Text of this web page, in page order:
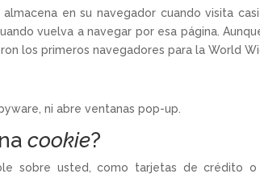
en su navegador cuando visita
vuelva a navegar por esa página.
los primeros navegadores para la World
ni abre ventanas pop-up.
cookie?
sobre usted, como tarjetas de crédito o